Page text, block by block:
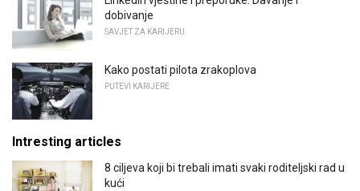
dobivanje
SAVJET ZA KARIJERU
Kako postati pilota zrakoplova
PUTEVI KARIJERE
Intresting articles
8 ciljeva koji bi trebali imati svaki roditeljski rad u
kući